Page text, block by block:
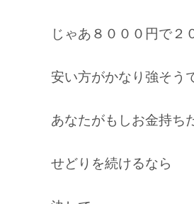
じゃあ８０００円で２
安い方がかなり強そう
あなたがもしお金持ち
せどりを続けるなら